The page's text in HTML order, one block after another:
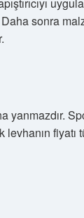
sonra
yanmazdır.